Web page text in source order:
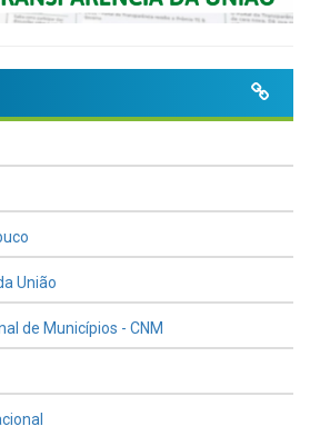
União
de Municípios - CNM